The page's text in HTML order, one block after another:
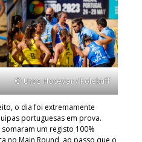
© Uros Hocevar / kolektiff
o dia foi extremamente
portuguesas em prova.
somaram um registo 100%
no Main Round, ao passo que o